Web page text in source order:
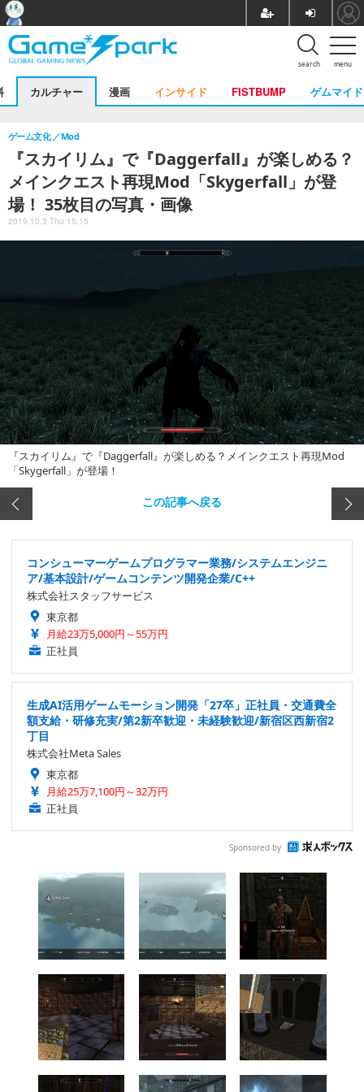
menu
search
カルチャー 漫画 インサイド FISTBUMP ゲムマイド
『スカイリム』で『Daggerfall』が楽しめる？
メインクエスト再現Mod「Skygerfall」が登
場！ 35枚目の写真・画像
ゲーム文化 Mod
2019.10.3 Thu 15:15
『スカイリム』で『Daggerfall』が楽しめる？メインクエスト再現Mod
「Skygerfall」が登場！
この記事へ戻る
コンシューマーゲームプログラマー業務/システムエンジニ
ア/基本設計/ゲームコンテンツ開発企業/C++
株式会社スタッフサービス
東京都
月給23万5,000円～55万円
正社員
生成AI活用ゲームモーション開発「27卒」正社員・交通費全
額支給・研修充実/第2新卒歓迎・未経験歓迎/新宿区西新宿2
丁目
株式会社Meta Sales
東京都
月給25万7,100円～32万円
正社員
Sponsored by